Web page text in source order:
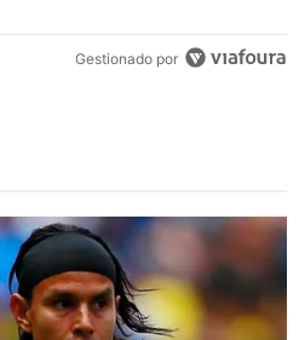
el título "Cruz Azul 2-3 Atlante:
goles, videos y resumen por la